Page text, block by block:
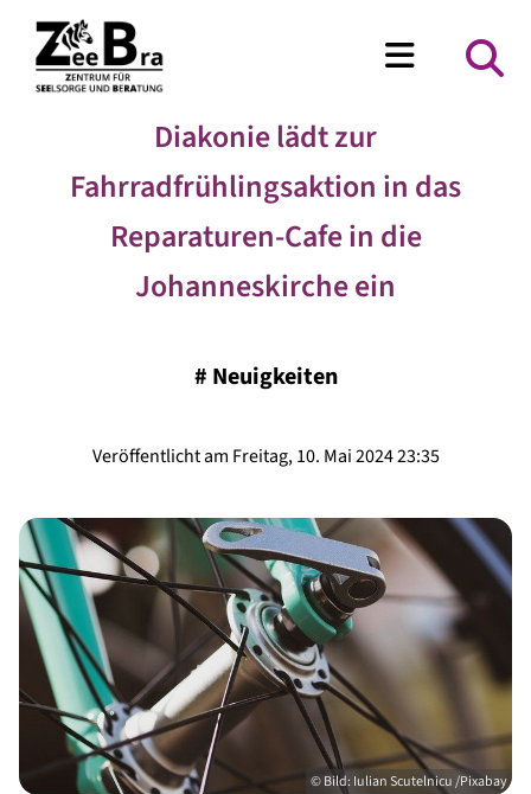
Diakonie lädt zur
Fahrradfrühlingsaktion in das
Reparaturen-Cafe in die
Johanneskirche ein
# Neuigkeiten
Veröffentlicht am Freitag, 10. Mai 2024 23:35
© Bild: Iulian Scutelnicu /Pixabay